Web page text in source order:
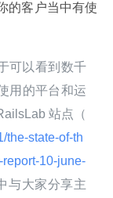
的客户当中有使
可以看到数千
用的平台和运
站点（
the-state-of-th
10-june-
与大家分享主